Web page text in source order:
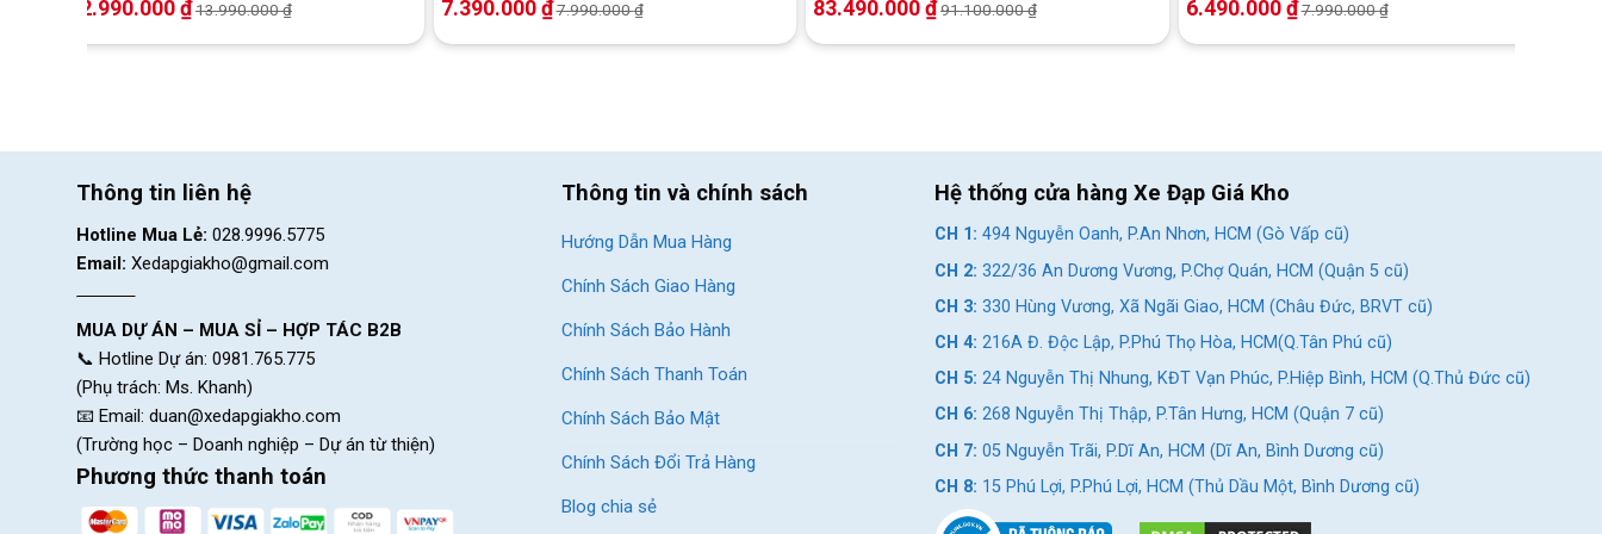
12.990.000₫13.990.000₫ 7.390.000₫7.990.000₫ 83.490.000₫91.100.000₫ 6.490.000₫7.990.000₫
Thông tin liên hệ
Hotline Mua Lẻ: 028.9996.5775
Email: Xedapgiakho@gmail.com
MUA DỰ ÁN – MUA SỈ – HỢP TÁC B2B
📞 Hotline Dự án: 0981.765.775
(Phụ trách: Ms. Khanh)
📧 Email: duan@xedapgiakho.com
(Trường học – Doanh nghiệp – Dự án từ thiện)
Phương thức thanh toán
Thông tin và chính sách
Hướng Dẫn Mua Hàng
Chính Sách Giao Hàng
Chính Sách Bảo Hành
Chính Sách Thanh Toán
Chính Sách Bảo Mật
Chính Sách Đổi Trả Hàng
Blog chia sẻ
Hệ thống cửa hàng Xe Đạp Giá Kho
CH 1: 494 Nguyễn Oanh, P.An Nhơn, HCM (Gò Vấp cũ)
CH 2: 322/36 An Dương Vương, P.Chợ Quán, HCM (Quận 5 cũ)
CH 3: 330 Hùng Vương, Xã Ngãi Giao, HCM (Châu Đức, BRVT cũ)
CH 4: 216A Đ. Độc Lập, P.Phú Thọ Hòa, HCM(Q.Tân Phú cũ)
CH 5: 24 Nguyễn Thị Nhung, KĐT Vạn Phúc, P.Hiệp Bình, HCM (Q.Thủ Đức cũ)
CH 6: 268 Nguyễn Thị Thập, P.Tân Hưng, HCM (Quận 7 cũ)
CH 7: 05 Nguyễn Trãi, P.Dĩ An, HCM (Dĩ An, Bình Dương cũ)
CH 8: 15 Phú Lợi, P.Phú Lợi, HCM (Thủ Dầu Một, Bình Dương cũ)